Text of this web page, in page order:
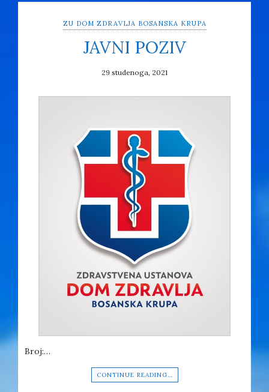
ZU DOM ZDRAVLJA BOSANSKA KRUPA
JAVNI POZIV
29 studenoga, 2021
Broj:…
CONTINUE READING…